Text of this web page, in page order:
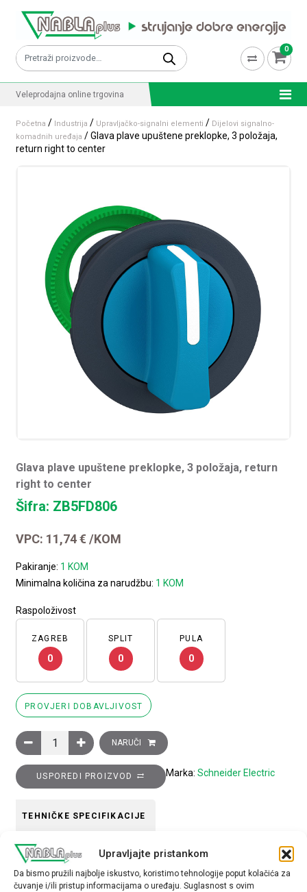
Upravljajte pristankom
Da bismo pružili najbolje iskustvo, koristimo tehnologije poput kolačića za
čuvanje i/ili pristup informacijama o uređaju. Suglasnost s ovim
Pretraži: 0
Veleprodajna online trgovina
Početna / Industrija / Upravljačko-signalni elementi / Dijelovi signalno-
komadnih uređaja / Glava plave upuštene preklopke, 3 položaja,
return right to center
Glava plave upuštene preklopke, 3 položaja, return
right to center
Šifra: ZB5FD806
VPC: 11,74€ /KOM
Pakiranje: 1 KOM
Minimalna količina za narudžbu: 1 KOM
Raspoloživost
ZAGREB
0
SPLIT
0
PULA
0
PROVJERI DOBAVLJIVOST
Glava plave upuštene preklopke, 3 položaja, return right to
NARUČI
USPOREDI PROIZVOD Marka: Schneider Electric
TEHNIČKE SPECIFIKACIJE
Boja
plava